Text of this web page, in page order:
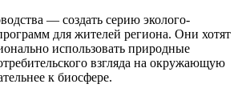
— создать серию эколого-
для жителей региона. Они хотят
использовать природные
взгляда на окружающую
к биосфере.